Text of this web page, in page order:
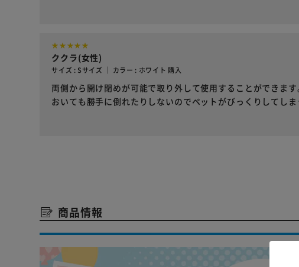
ククラ(女性)
サイズ : Sサイズ ｜ カラー : ホワイト 購入
両側から開け閉めが可能で取り外して使用することができま
おいても勝手に倒れたりしないのでペットがびっくりしてしま
商品情報